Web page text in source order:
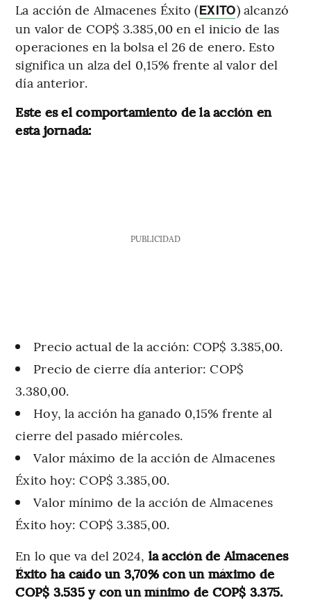
La acción de Almacenes Éxito (EXITO) alcanzó
un valor de COP$ 3.385,00 en el inicio de las
operaciones en la bolsa el 26 de enero. Esto
significa un alza del 0,15% frente al valor del
día anterior.
Este es el comportamiento de la acción en
esta jornada:
PUBLICIDAD
Precio actual de la acción: COP$ 3.385,00.
Precio de cierre día anterior: COP$
3.380,00.
Hoy, la acción ha ganado 0,15% frente al
cierre del pasado miércoles.
Valor máximo de la acción de Almacenes
Éxito hoy: COP$ 3.385,00.
Valor mínimo de la acción de Almacenes
Éxito hoy: COP$ 3.385,00.
En lo que va del 2024, la acción de Almacenes
Éxito ha caído un 3,70% con un máximo de
COP$ 3.535 y con un mínimo de COP$ 3.375.